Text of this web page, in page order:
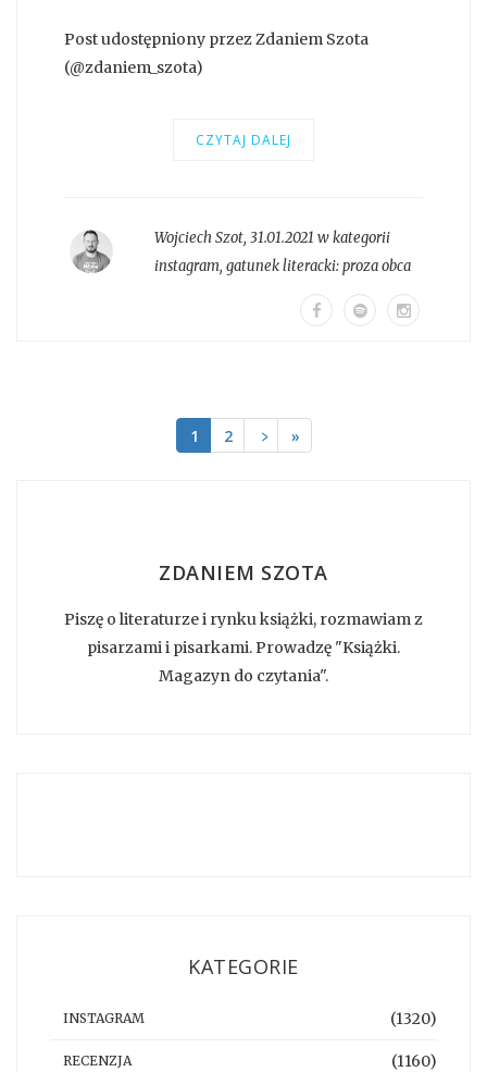
Post udostępniony przez Zdaniem Szota
(@zdaniem_szota)
CZYTAJ DALEJ
Wojciech Szot, 31.01.2021 w kategorii
instagram, gatunek literacki:proza obca
1 2 ﹥ »
ZDANIEM SZOTA
Piszę o literaturze i rynku książki, rozmawiam z
pisarzami i pisarkami. Prowadzę "Książki.
Magazyn do czytania".
KATEGORIE
INSTAGRAM (1320)
RECENZJA (1160)